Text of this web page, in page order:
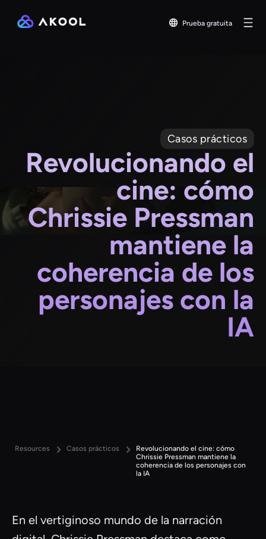
Prueba gratuita
Casos prácticos
Revolucionando el
cine: cómo
Chrissie Pressman
mantiene la
coherencia de los
personajes con la
IA
Resources Casos prácticos
Revolucionando el cine: cómo
Chrissie Pressman mantiene la
coherencia de los personajes con
la IA
En el vertiginoso mundo de la narración